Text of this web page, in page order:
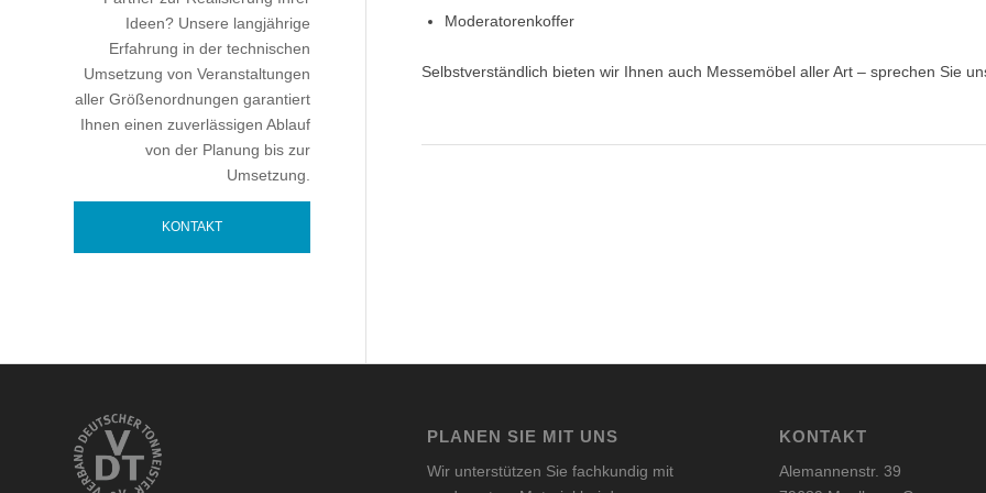
Moderatorenkoffer
Selbstverständlich bieten wir Ihnen auch Messemöbel aller Art – sprechen Sie
Ideen? Unsere langjährige
Erfahrung in der technischen
Umsetzung von Veranstaltungen
aller Größenordnungen garantiert
Ihnen einen zuverlässigen Ablauf
von der Planung bis zur
Umsetzung.
KONTAKT
PLANEN SIE MIT UNS
Wir unterstützen Sie fachkundig mit
KONTAKT
Alemannenstr. 39